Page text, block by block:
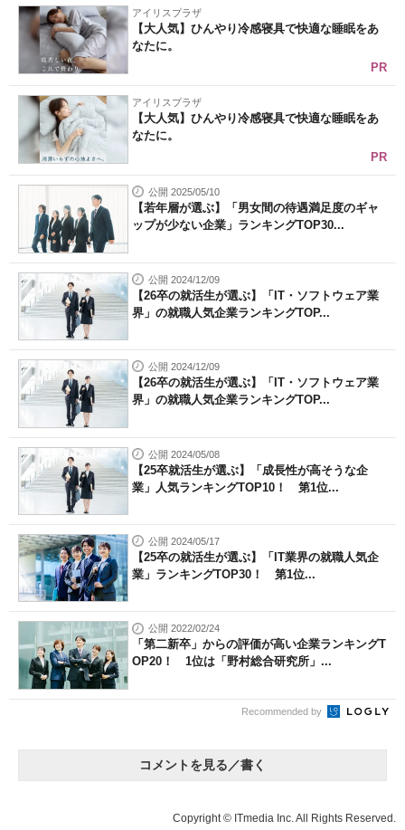
企業向けIT製品の総合サイト
IT製品の技術・比較・事例
製造業のIT導入・活用を支援
モノづくり技術者専門サイト
エレクトロニクス専門サイト
電子設計の基本と応用
エネルギーの専門メディア
建設×テクノロジーの最前線
ちょっと気になるネットの話題
アイリスプラザ
【大人気】ひんやり冷感寝具で快適な睡眠をあ
なたに。
PR
アイリスプラザ
【大人気】ひんやり冷感寝具で快適な睡眠をあ
なたに。
PR
公開 2025/05/10
【若年層が選ぶ】「男女間の待遇満足度のギャ
ップが少ない企業」ランキングTOP30...
公開 2024/12/09
【26卒の就活生が選ぶ】「IT・ソフトウェア業
界」の就職人気企業ランキングTOP...
公開 2024/12/09
【26卒の就活生が選ぶ】「IT・ソフトウェア業
界」の就職人気企業ランキングTOP...
公開 2024/05/08
【25卒就活生が選ぶ】「成長性が高そうな企
業」人気ランキングTOP10！ 第1位...
公開 2024/05/17
【25卒の就活生が選ぶ】「IT業界の就職人気企
業」ランキングTOP30！ 第1位...
公開 2022/02/24
「第二新卒」からの評価が高い企業ランキングT
OP20！ 1位は「野村総合研究所」...
Recommended by
コメントを見る／書く
Copyright © ITmedia Inc. All Rights Reserved.